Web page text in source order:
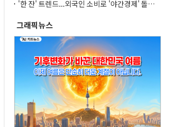
'한 잔' 트렌드...외국인 소비로 '야간경제' 돌파
그래픽뉴스